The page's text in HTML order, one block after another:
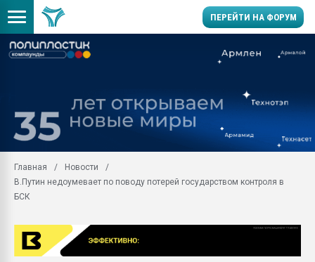
ПЕРЕЙТИ НА ФОРУМ
Вакуум-формовочные
ближайшее
28.07.2026
Всё, что касается
Главная
Новости
В.Путин недоумевает по поводу потерей государством контроля в
БСК